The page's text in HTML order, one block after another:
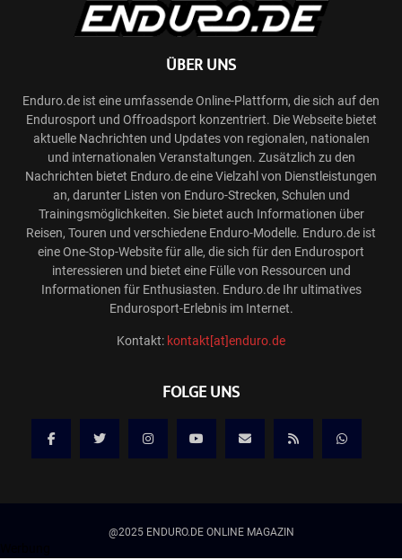
ÜBER UNS
Enduro.de ist eine umfassende Online-Plattform, die sich auf den
Endurosport und Offroadsport konzentriert. Die Webseite bietet
aktuelle Nachrichten und Updates von regionalen, nationalen
und internationalen Veranstaltungen. Zusätzlich zu den
Nachrichten bietet Enduro.de eine Vielzahl von Dienstleistungen
an, darunter Listen von Enduro-Strecken, Schulen und
Trainingsmöglichkeiten. Sie bietet auch Informationen über
Reisen, Touren und verschiedene Enduro-Modelle. Enduro.de ist
eine One-Stop-Website für alle, die sich für den Endurosport
interessieren und bietet eine Fülle von Ressourcen und
Informationen für Enthusiasten. Enduro.de Ihr ultimatives
Endurosport-Erlebnis im Internet.
Kontakt: kontakt[at]enduro.de
FOLGE UNS
@2025 ENDURO.DE ONLINE MAGAZIN